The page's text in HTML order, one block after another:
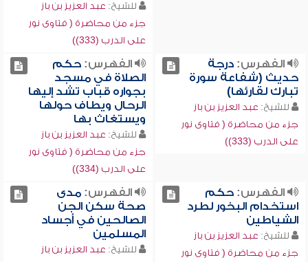
للشيخ: عبد العزيز بن باز
جزء من محاضرة ( فتاوى نور
على الدرب (333))
الفهرس:درجة
حديث (شفاعة سورة
تبارك لقارئها)
للشيخ: عبد العزيز بن باز
جزء من محاضرة ( فتاوى نور
على الدرب (333))
الفهرس:حكم
الصلاة في مسجد
بجواره قباب تشد إليها
الرحال ويطاف حولها
ويستغاث بها
للشيخ: عبد العزيز بن باز
جزء من محاضرة ( فتاوى نور
على الدرب (334))
الفهرس:حكم
استخدام البخور لطرد
الشياطين
للشيخ: عبد العزيز بن باز
جزء من محاضرة ( فتاوى نور
الفهرس:مدى
صحة سكن الجن
الصالحين في أجساد
المسلمين
للشيخ: عبد العزيز بن باز